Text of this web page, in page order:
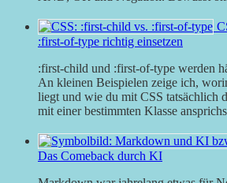
:first-of-type richtig einsetzen
:first-child und :first-of-type werden
An kleinen Beispielen zeige ich,
liegt und wie du mit CSS tatsächlich
mit einer bestimmten Klasse
Das Comeback durch KI